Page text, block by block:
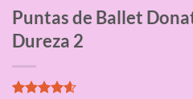
Puntas de Ballet
Dureza 2